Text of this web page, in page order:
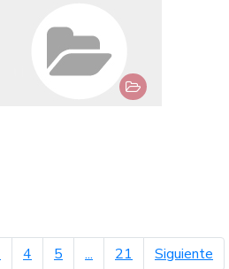
4 5 ... 21 Siguiente